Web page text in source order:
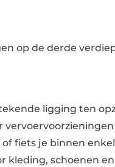
op de derde
ligging ten
fiets je binnen
schoenen